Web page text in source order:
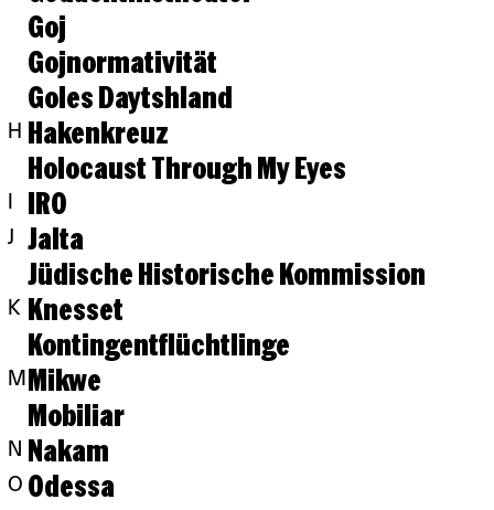
Goj
Gojnormativität
Goles Daytshland
H Hakenkreuz
Holocaust Through My Eyes
IRO
J
Jalta
Jüdische Historische Kommission
K Knesset
Kontingentflüchtlinge
M Mikwe
Mobiliar
N Nakam
O Odessa